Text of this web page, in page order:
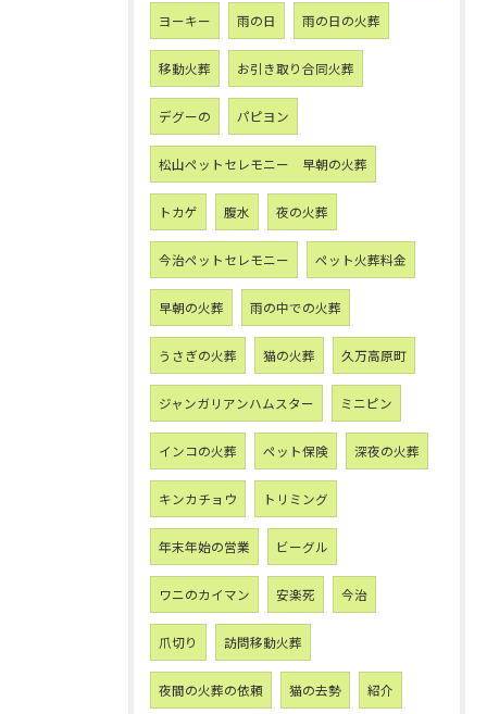
ヨーキー 雨の日 雨の日の火葬
移動火葬 お引き取り合同火葬
デグーの パピヨン
松山ペットセレモニー 早朝の火葬
トカゲ 腹水 夜の火葬
今治ペットセレモニー ペット火葬料金
早朝の火葬 雨の中での火葬
うさぎの火葬 猫の火葬 久万高原町
ジャンガリアンハムスター ミニピン
インコの火葬 ペット保険 深夜の火葬
キンカチョウ トリミング
年末年始の営業 ビーグル
ワニのカイマン 安楽死 今治
爪切り 訪問移動火葬
夜間の火葬の依頼 猫の去勢 紹介